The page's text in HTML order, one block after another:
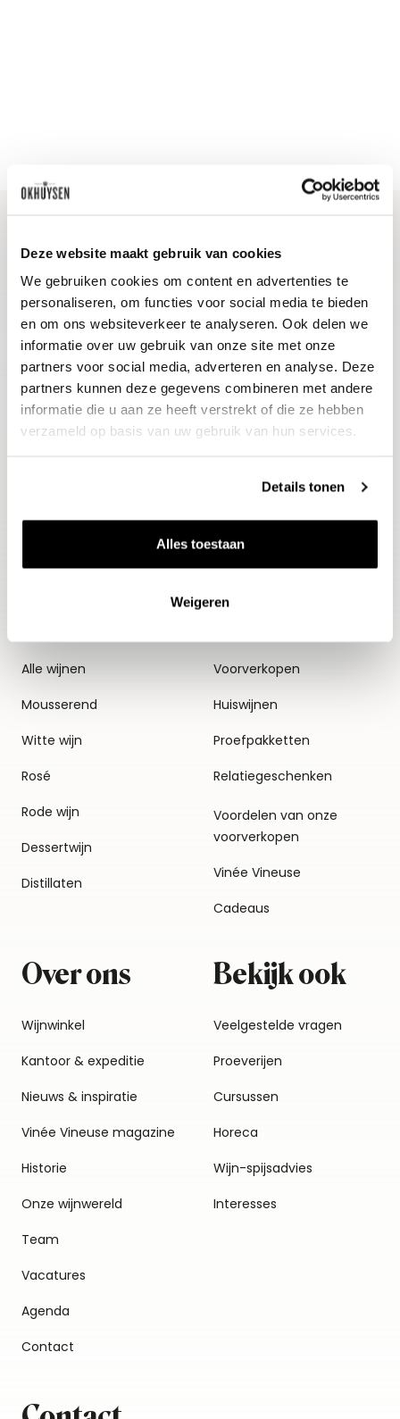
Deze website maakt gebruik van cookies
We gebruiken cookies om content en advertenties te
personaliseren, om functies voor social media te bieden
en om ons websiteverkeer te analyseren. Ook delen we
informatie over uw gebruik van onze site met onze
partners voor social media, adverteren en analyse. Deze
partners kunnen deze gegevens combineren met andere
informatie die u aan ze heeft verstrekt of die ze hebben
verzameld op basis van uw gebruik van hun services.
Details tonen
Alles toestaan
Weigeren
Blijf op de hoogte
Ontvang het laatste wijnnieuws, proeverijen en
evenementen
E-mailadres
Aanmelden
Alle wijnen
Mousserend
Witte wijn
Rosé
Rode wijn
Dessertwijn
Distillaten
Thema's
Voorverkopen
Huiswijnen
Proefpakketten
Relatiegeschenken
Voordelen van onze
voorverkopen
Vinée Vineuse
Cadeaus
Over ons
Wijnwinkel
Kantoor & expeditie
Nieuws & inspiratie
Vinée Vineuse magazine
Historie
Onze wijnwereld
Team
Vacatures
Agenda
Contact
Bekijk ook
Veelgestelde vragen
Proeverijen
Cursussen
Horeca
Wijn-spijsadvies
Interesses